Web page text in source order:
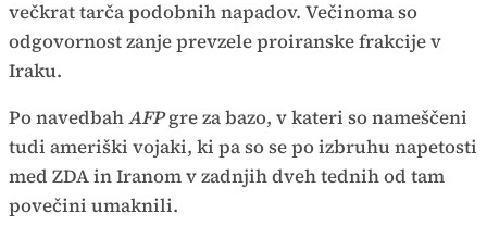
večkrat tarča podobnih napadov. Večinoma so
odgovornost zanje prevzele proiranske frakcije v
Iraku.
Po navedbahAFPgre za bazo, v kateri so nameščeni
tudi ameriški vojaki, ki pa so se po izbruhu napetosti
med ZDA in Iranom v zadnjih dveh tednih od tam
povečini umaknili.